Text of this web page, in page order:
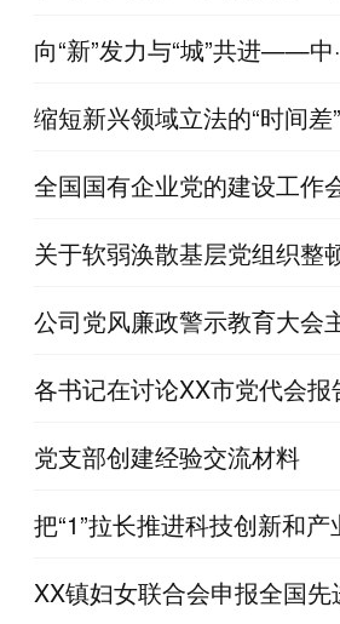
向“新”发力与“城”共进——中
缩短新兴领域立法的“时间差”
全国国有企业党的建设工作会
关于软弱涣散基层党组织整顿
公司党风廉政警示教育大会主
各书记在讨论XX市党代会报
党支部创建经验交流材料
把“1”拉长推进科技创新和产
XX镇妇女联合会申报全国先